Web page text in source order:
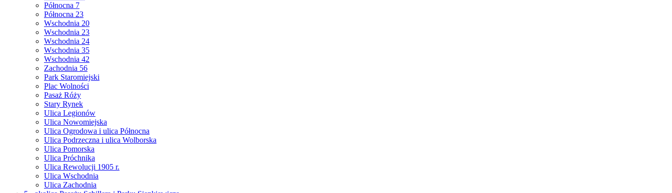
Północna 7
Północna 23
Wschodnia 20
Wschodnia 23
Wschodnia 24
Wschodnia 35
Wschodnia 42
Zachodnia 56
Park Staromiejski
Plac Wolności
Pasaż Róży
Stary Rynek
Ulica Legionów
Ulica Nowomiejska
Ulica Ogrodowa i ulica Północna
Ulica Podrzeczna i ulica Wolborska
Ulica Pomorska
Ulica Próchnika
Ulica Rewolucji 1905 r.
Ulica Wschodnia
Ulica Zachodnia